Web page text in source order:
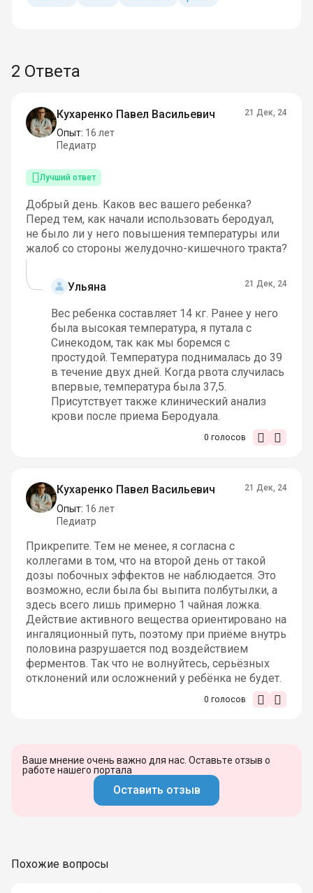
2 Ответа
Кухаренко Павел Васильевич
Опыт: 16 лет
Педиатр
21 Дек, 24
Лучший ответ
Добрый день. Каков вес вашего ребенка?
Перед тем, как начали использовать беродуал,
не было ли у него повышения температуры или
жалоб со стороны желудочно-кишечного тракта?
Ульяна 21 Дек, 24
Вес ребенка составляет 14 кг. Ранее у него
была высокая температура, я путала с
Синекодом, так как мы боремся с
простудой. Температура поднималась до 39
в течение двух дней. Когда рвота случилась
впервые, температура была 37,5.
Присутствует также клинический анализ
крови после приема Беродуала.
0 голосов
Кухаренко Павел Васильевич
Опыт: 16 лет
Педиатр
21 Дек, 24
Прикрепите. Тем не менее, я согласна с
коллегами в том, что на второй день от такой
дозы побочных эффектов не наблюдается. Это
возможно, если была бы выпита полбутылки, а
здесь всего лишь примерно 1 чайная ложка.
Действие активного вещества ориентировано на
ингаляционный путь, поэтому при приёме внутрь
половина разрушается под воздействием
ферментов. Так что не волнуйтесь, серьёзных
отклонений или осложнений у ребёнка не будет.
0 голосов
Ваше мнение очень важно для нас. Оставьте отзыв о
работе нашего портала
Оставить отзыв
Похожие вопросы